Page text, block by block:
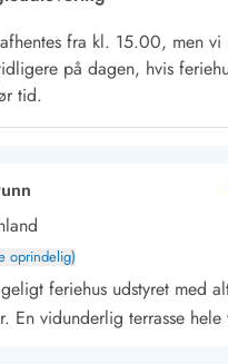
fra kl. 15.00, men vi
på dagen, hvis
tid.
oprindelig)
feriehus udstyret med
En vidunderlig terrasse hele